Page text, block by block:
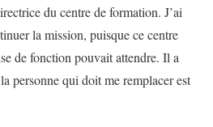
du centre de formation. J’ai
la mission, puisque ce centre
de fonction pouvait attendre. Il a
personne qui doit me remplacer est